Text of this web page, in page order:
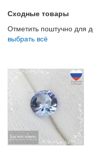
Сходные товары
Отметить поштучно для
выбрать всё